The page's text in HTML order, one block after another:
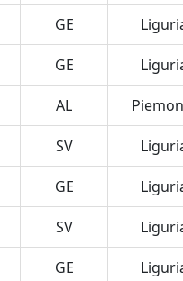
GE
GE
AL
SV
GE
SV
GE